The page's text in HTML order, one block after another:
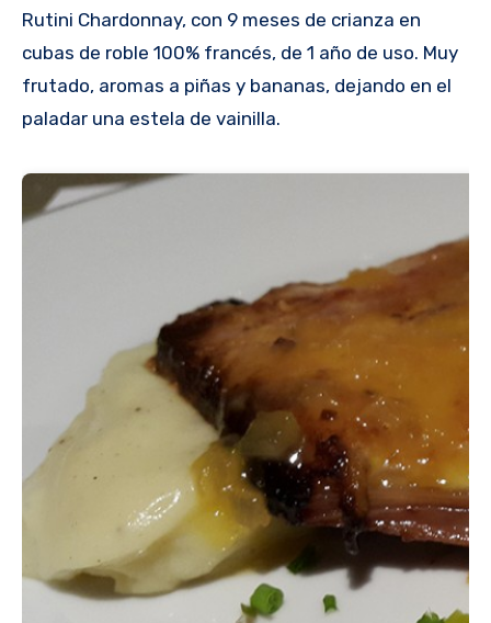
Rutini Chardonnay, con 9 meses de crianza en
cubas de roble 100% francés, de 1 año de uso. Muy
frutado, aromas a piñas y bananas, dejando en el
paladar una estela de vainilla.